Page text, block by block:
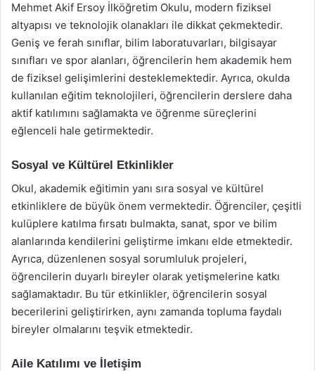
Mehmet Akif Ersoy İlköğretim Okulu, modern fiziksel
altyapısı ve teknolojik olanakları ile dikkat çekmektedir.
Geniş ve ferah sınıflar, bilim laboratuvarları, bilgisayar
sınıfları ve spor alanları, öğrencilerin hem akademik hem
de fiziksel gelişimlerini desteklemektedir. Ayrıca, okulda
kullanılan eğitim teknolojileri, öğrencilerin derslere daha
aktif katılımını sağlamakta ve öğrenme süreçlerini
eğlenceli hale getirmektedir.
Sosyal ve Kültürel Etkinlikler
Okul, akademik eğitimin yanı sıra sosyal ve kültürel
etkinliklere de büyük önem vermektedir. Öğrenciler, çeşitli
kulüplere katılma fırsatı bulmakta, sanat, spor ve bilim
alanlarında kendilerini geliştirme imkanı elde etmektedir.
Ayrıca, düzenlenen sosyal sorumluluk projeleri,
öğrencilerin duyarlı bireyler olarak yetişmelerine katkı
sağlamaktadır. Bu tür etkinlikler, öğrencilerin sosyal
becerilerini geliştirirken, aynı zamanda topluma faydalı
bireyler olmalarını teşvik etmektedir.
Aile Katılımı ve İletişim